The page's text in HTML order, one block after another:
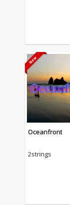
Oceanfront
2strings